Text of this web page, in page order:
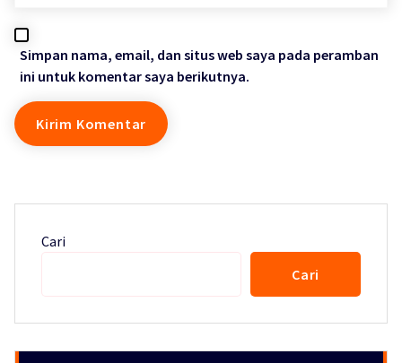
Simpan nama, email, dan situs web saya pada peramban
ini untuk komentar saya berikutnya.
Cari
Cari